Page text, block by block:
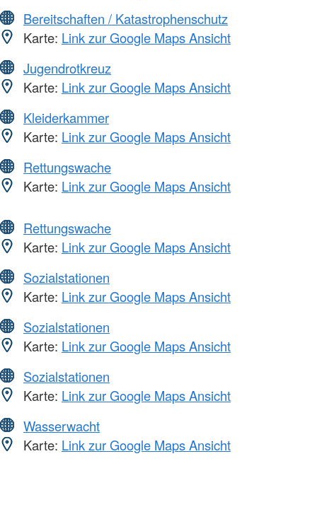
Bereitschaften / Katastrophenschutz
Karte: Link zur Google Maps Ansicht
Jugendrotkreuz
Karte: Link zur Google Maps Ansicht
Kleiderkammer
Karte: Link zur Google Maps Ansicht
Rettungswache
Karte: Link zur Google Maps Ansicht
Rettungswache
Karte: Link zur Google Maps Ansicht
Sozialstationen
Karte: Link zur Google Maps Ansicht
Sozialstationen
Karte: Link zur Google Maps Ansicht
Sozialstationen
Karte: Link zur Google Maps Ansicht
Wasserwacht
Karte: Link zur Google Maps Ansicht